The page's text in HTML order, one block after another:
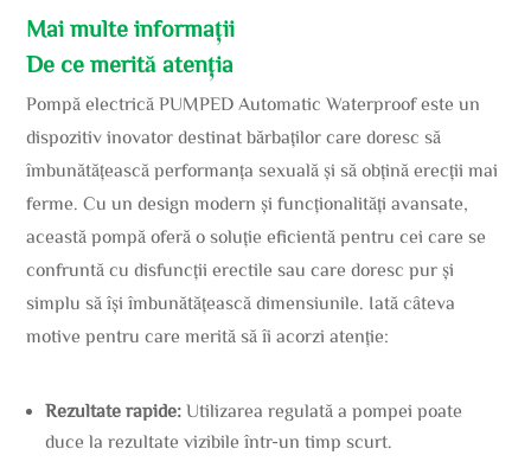
Mai multe informații
De ce merită atenția
Pompă electrică PUMPED Automatic Waterproof este un
dispozitiv inovator destinat bărbaților care doresc să
îmbunătățească performanța sexuală și să obțină erecții mai
ferme. Cu un design modern și funcționalități avansate,
această pompă oferă o soluție eficientă pentru cei care se
confruntă cu disfuncții erectile sau care doresc pur și
simplu să își îmbunătățească dimensiunile. Iată câteva
motive pentru care merită să îi acorzi atenție:
Rezultate rapide: Utilizarea regulată a pompei poate
duce la rezultate vizibile într-un timp scurt.